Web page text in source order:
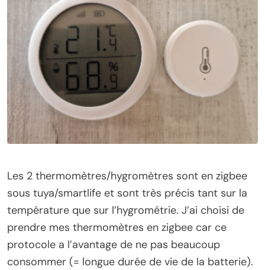
Les 2 thermomètres/hygromètres sont en zigbee
sous tuya/smartlife et sont très précis tant sur la
température que sur l’hygrométrie. J’ai choisi de
prendre mes thermomètres en zigbee car ce
protocole a l’avantage de ne pas beaucoup
consommer (= longue durée de vie de la batterie).